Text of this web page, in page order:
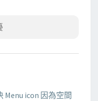
Menu icon 因為空間